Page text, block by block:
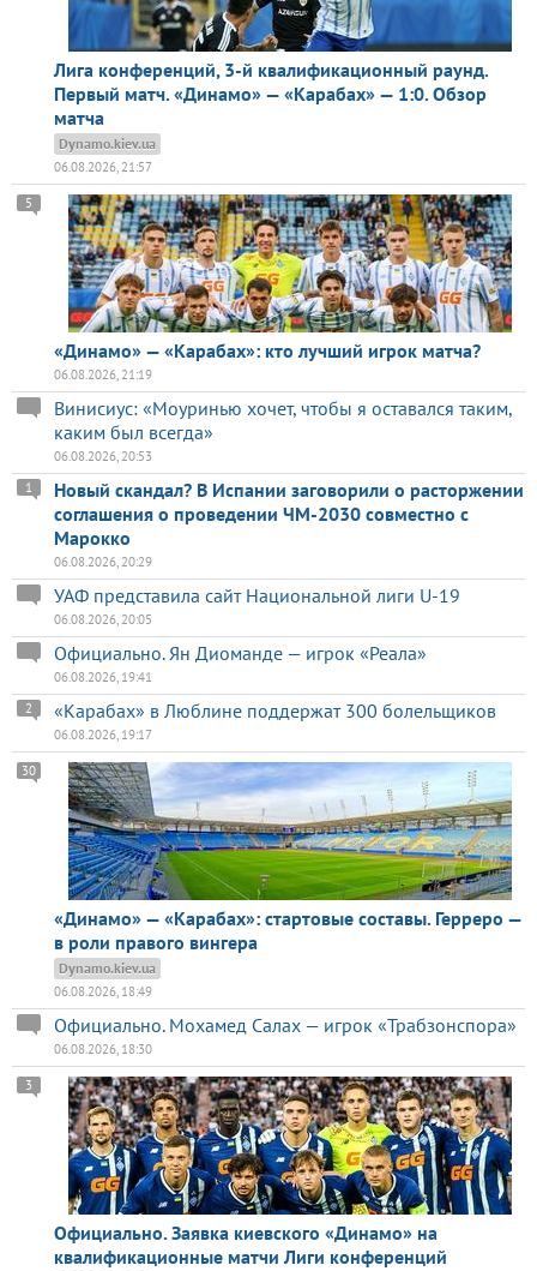
Лига конференций, 3-й квалификационный раунд.
Первый матч. «Динамо» — «Карабах» — 1:0. Обзор
матча
Dynamo.kiev.ua
06.08.2026, 21:57
«Динамо» — «Карабах»: кто лучший игрок матча?
5
06.08.2026, 21:19
Винисиус: «Моуринью хочет, чтобы я оставался таким,
каким был всегда»
06.08.2026, 20:53
Новый скандал? В Испании заговорили о расторжении
соглашения о проведении ЧМ-2030 совместно с
Марокко
1
06.08.2026, 20:29
УАФ представила сайт Национальной лиги U-19
06.08.2026, 20:05
Официально. Ян Диоманде — игрок «Реала»
06.08.2026, 19:41
«Карабах» в Люблине поддержат 300 болельщиков
2
06.08.2026, 19:17
«Динамо» — «Карабах»: стартовые составы. Герреро —
в роли правого вингера
30
Dynamo.kiev.ua
06.08.2026, 18:49
Официально. Мохамед Салах — игрок «Трабзонспора»
06.08.2026, 18:30
Официально. Заявка киевского «Динамо» на
квалификационные матчи Лиги конференций
3